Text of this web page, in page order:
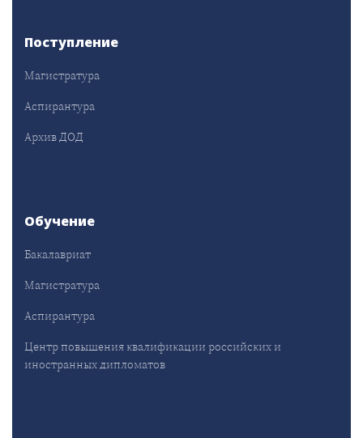
Поступление
Магистратура
Аспирантура
Архив ДОД
Обучение
Бакалавриат
Магистратура
Аспирантура
Центр повышения квалификации российских и
иностранных дипломатов